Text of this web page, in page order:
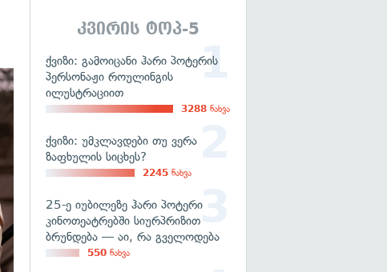
კვირის ტოპ-5
ქვიზი: გამოიცანი ჰარი პოტერის
პერსონაჟი როულინგის
ილუსტრაციით
3288 ნახვა
ქვიზი: უმკლავდები თუ ვერა
ზაფხულის სიცხეს?
2245 ნახვა
25-ე იუბილეზე ჰარი პოტერი
კინოთეატრებში სიურპრიზით
ბრუნდება — აი, რა გველოდება
550 ნახვა